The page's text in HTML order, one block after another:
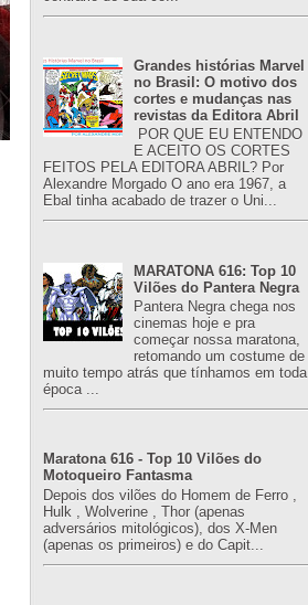
Grandes histórias Marvel
no Brasil: O motivo dos
cortes e mudanças nas
revistas da Editora Abril
POR QUE EU ENTENDO
E ACEITO OS CORTES
FEITOS PELA EDITORA ABRIL? Por
Alexandre Morgado O ano era 1967, a
Ebal tinha acabado de trazer o Uni...
MARATONA 616: Top 10
Vilões do Pantera Negra
Pantera Negra chega nos
cinemas hoje e pra
começar nossa maratona,
retomando um costume de
muito tempo atrás que tínhamos em toda
época ...
Maratona 616 - Top 10 Vilões do
Motoqueiro Fantasma
Depois dos vilões do Homem de Ferro ,
Hulk , Wolverine , Thor (apenas
adversários mitológicos), dos X-Men
(apenas os primeiros) e do Capit...